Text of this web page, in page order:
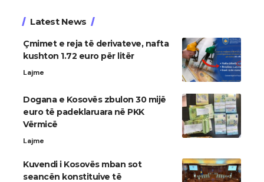
Latest News
Çmimet e reja të derivateve, nafta
kushton 1.72 euro për litër
Lajme
Dogana e Kosovës zbulon 30 mijë
euro të padeklaruara në PKK
Vërmicë
Lajme
Kuvendi i Kosovës mban sot
seancën konstituive të